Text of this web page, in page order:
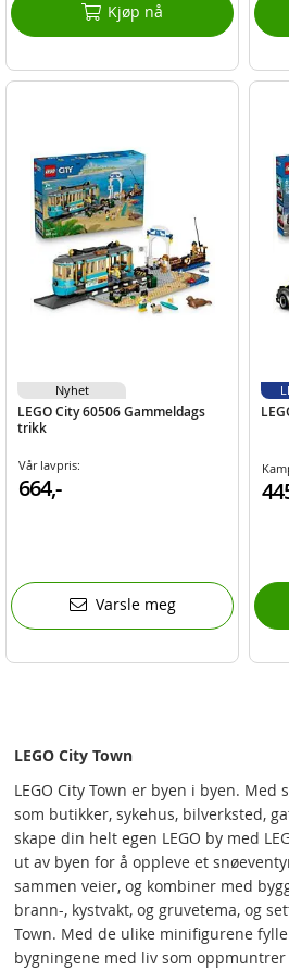
Kjøp nå
LEGO City 60506 Gammeldags
trikk
Vår lavpris:
664,-
Varsle meg
Nyhet
LEGO City Town
LEGO City Town er byen i byen. Med
som butikker, sykehus, bilverksted,
skape din helt egen LEGO by med
ut av byen for å oppleve et
sammen veier, og kombiner med
brann-, kystvakt, og gruvetema, og
Town. Med de ulike minifigurene
bygningene med liv som oppmuntrer